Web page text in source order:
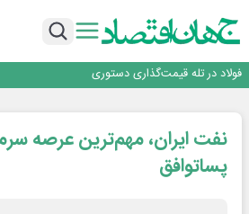
تجدیدپذیر با حضور استاندار اصفهان
گفتگو با کاوه معلمی، مدیر حسابداری مدیریت
فولاد در تله قیمت‌گذاری دستوری
افتتاح بزرگ‌ترین و مجهزترین آموزشگاه فنی
تجدیدپذیر با حضور استاندار اصفهان
گفتگو با کاوه معلمی، مدیر حسابداری مدیریت
تداوم صعود مس در بازارهای جهانی؛ قیمت فلز سرخ از ۱۴هزار دلار در هر تن عبور
فولاد در تله قیمت‌گذاری دستوری
نفت ایران، مهم‌ترین عرصه
پساتوافق